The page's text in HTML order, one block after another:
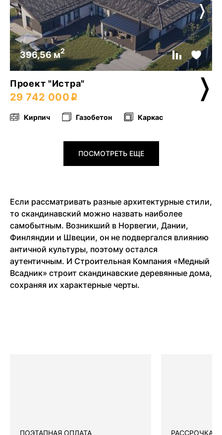
396,56 м2
Проект "Истра"
29 742 000
Кирпич Газобетон Каркас
ПОСМОТРЕТЬ ЕЩЕ
Если рассматривать разные архитектурные стили,
то скандинавский можно назвать наиболее
самобытным. Возникший в Норвегии, Дании,
Финляндии и Швеции, он не подвергался влиянию
античной культуры, поэтому остался
аутентичным. И Строительная Компания «Медный
Всадник» строит скандинавские деревянные дома,
сохраняя их характерные черты.
ПОЭТАПНАЯ ОПЛАТА РАССРОЧКА